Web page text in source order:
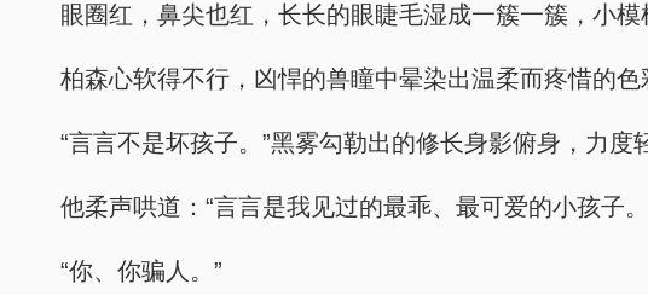
眼圈红，鼻尖也红，长长的眼睫毛湿成一簇一簇，小模
柏森心软得不行，凶悍的兽瞳中晕染出温柔而疼惜的色
“言言不是坏孩子。”黑雾勾勒出的修长身影俯身，力度
他柔声哄道：“言言是我见过的最乖、最可爱的小孩子。
“你、你骗人。”